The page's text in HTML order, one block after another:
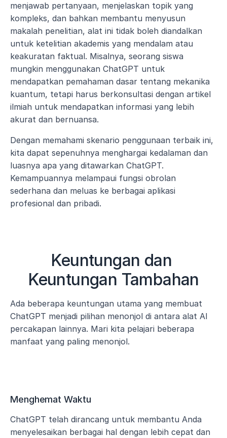
menjawab pertanyaan, menjelaskan topik yang
kompleks, dan bahkan membantu menyusun
makalah penelitian, alat ini tidak boleh diandalkan
untuk ketelitian akademis yang mendalam atau
keakuratan faktual. Misalnya, seorang siswa
mungkin menggunakan ChatGPT untuk
mendapatkan pemahaman dasar tentang mekanika
kuantum, tetapi harus berkonsultasi dengan artikel
ilmiah untuk mendapatkan informasi yang lebih
akurat dan bernuansa.
Dengan memahami skenario penggunaan terbaik ini,
kita dapat sepenuhnya menghargai kedalaman dan
luasnya apa yang ditawarkan ChatGPT.
Kemampuannya melampaui fungsi obrolan
sederhana dan meluas ke berbagai aplikasi
profesional dan pribadi.
Keuntungan dan
Keuntungan Tambahan
Ada beberapa keuntungan utama yang membuat
ChatGPT menjadi pilihan menonjol di antara alat AI
percakapan lainnya. Mari kita pelajari beberapa
manfaat yang paling menonjol.
Menghemat Waktu
ChatGPT telah dirancang untuk membantu Anda
menyelesaikan berbagai hal dengan lebih cepat dan